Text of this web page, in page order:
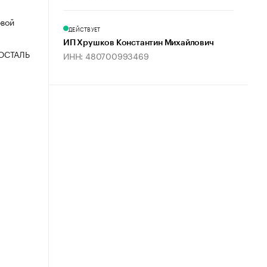
ДЕЙСТВУЕТ
ИП Хрушков Константин Михайлович
ИНН: 480700993469